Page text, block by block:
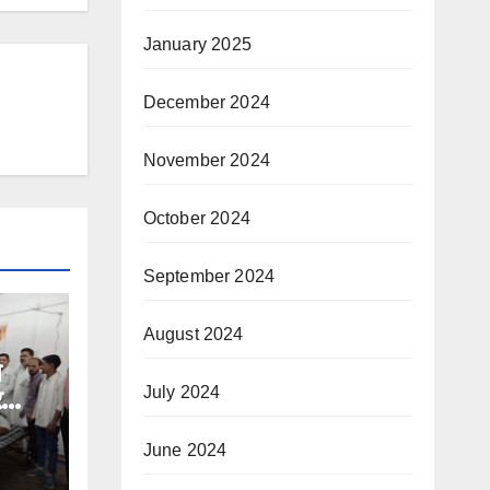
January 2025
December 2024
November 2024
October 2024
September 2024
August 2024
July 2024
June 2024